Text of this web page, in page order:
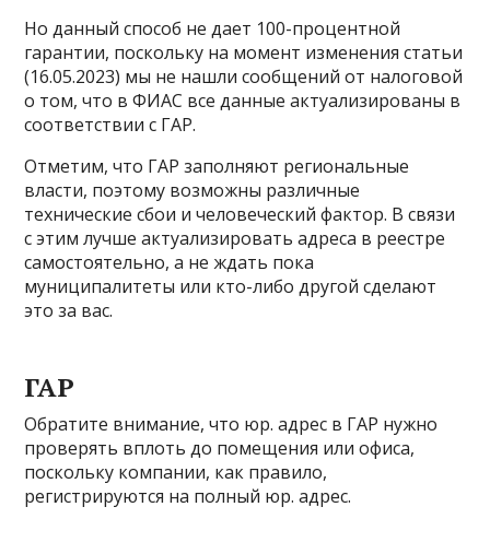
Но данный способ не дает 100-процентной
гарантии, поскольку на момент изменения статьи
(16.05.2023) мы не нашли сообщений от налоговой
о том, что в ФИАС все данные актуализированы в
соответствии с ГАР.
Отметим, что ГАР заполняют региональные
власти, поэтому возможны различные
технические сбои и человеческий фактор. В связи
с этим лучше актуализировать адреса в реестре
самостоятельно, а не ждать пока
муниципалитеты или кто-либо другой сделают
это за вас.
ГАР
Обратите внимание, что юр. адрес в ГАР нужно
проверять вплоть до помещения или офиса,
поскольку компании, как правило,
регистрируются на полный юр. адрес.